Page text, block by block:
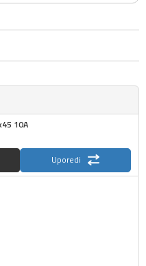
10A
Uporedi